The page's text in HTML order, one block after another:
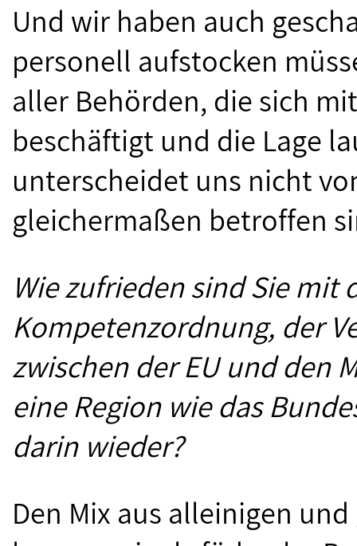
Und wir haben auch
personell aufstocken
aller Behörden, die sich
beschäftigt und die Lage
unterscheidet uns nicht
gleichermaßen betroffen
Wie zufrieden sind Sie mit
Kompetenzordnung, der
zwischen der EU und den
eine Region wie das
darin wieder?
Den Mix aus alleinigen